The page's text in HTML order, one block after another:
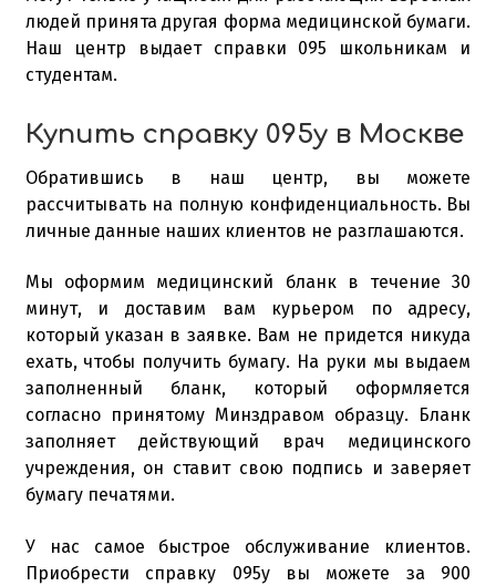
людей принята другая форма медицинской бумаги.
Наш центр выдает справки 095 школьникам и
студентам.
Купить справку 095у в Москве
Обратившись в наш центр, вы можете
рассчитывать на полную конфиденциальность. Вы
личные данные наших клиентов не разглашаются.
Мы оформим медицинский бланк в течение 30
минут, и доставим вам курьером по адресу,
который указан в заявке. Вам не придется никуда
ехать, чтобы получить бумагу. На руки мы выдаем
заполненный бланк, который оформляется
согласно принятому Минздравом образцу. Бланк
заполняет действующий врач медицинского
учреждения, он ставит свою подпись и заверяет
бумагу печатями.
У нас самое быстрое обслуживание клиентов.
Приобрести справку 095у вы можете за 900